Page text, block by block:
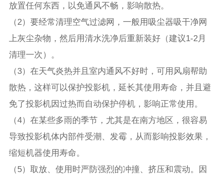
放置任何东西，以免通风不畅，影响散热。
（2）要经常清理空气过滤网，一般用吸尘器吸干净网
上灰尘杂物，然后用清水洗净后重新装好（建议1-2月
清理一次）。
（3）在天气炎热并且室内通风不好时，可用风扇帮助
散热，这样可以保护投影机，延长其使用寿命，并且避
免了投影机因过热而自动保护停机，影响正常使用。
（4）在某些多雨的季节，尤其是在南方地区，很容易
导致投影机体内部件受潮、发霉，从而影响投影效果，
缩短机器使用寿命。
（5）取放、使用时严防强烈的冲撞、挤压和震动。因